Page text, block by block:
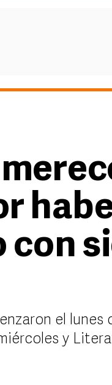
con
el
y